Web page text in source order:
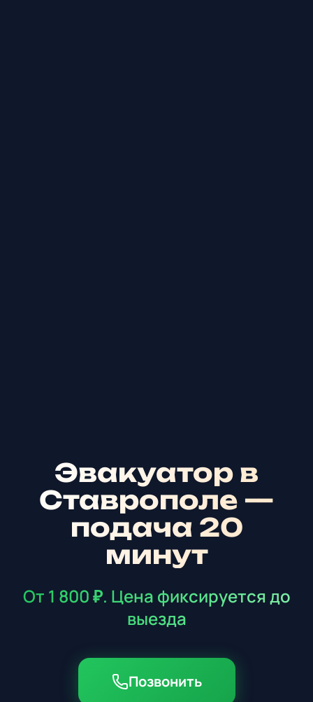
Эвакуатор в
Ставрополе —
подача 20
минут
От 1 800 ₽. Цена фиксируется до
выезда
Позвонить